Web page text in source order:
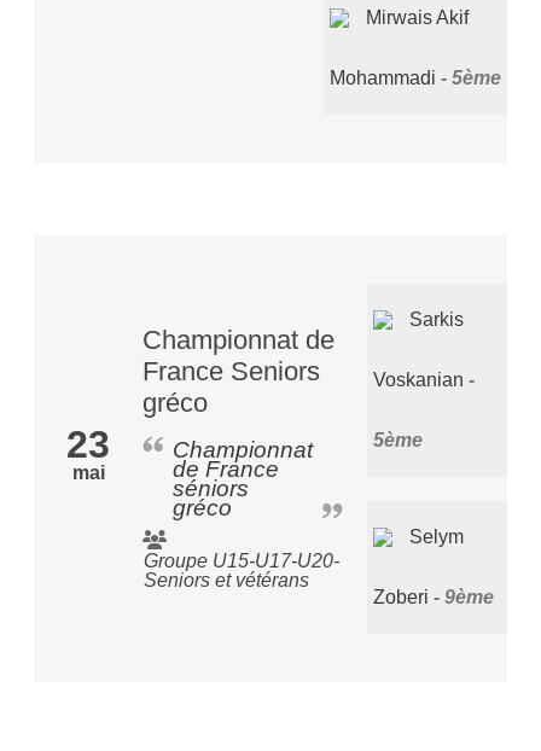
Mirwais Akif
Mohammadi 5ème
23
mai
Championnat de
France Seniors
gréco
Championnat
de France
séniors
gréco
Groupe U15-U17-U20-
Seniors et vétérans
Sarkis
Voskanian
5ème
Selym
Zoberi 9ème